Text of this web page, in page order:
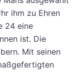
ihm zu Ehren
24 eine
ist. Die
Mit seinen